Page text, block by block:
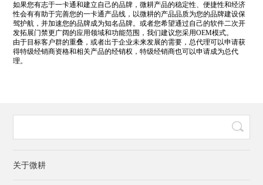
如果您有志于一卡通和建立自己的品牌，微耕产品的稳定性、便捷性和经济
性会有有助于完善您的一卡通产品线，以微耕的产品品质为您的品牌建设保
驾护航，并加速您的品牌成为知名品牌。或者您希望通过自己的软件二次开
发拓展门禁更广阔的应用领域和功能范围，我们建议您采用OEM模式。
由于目标客户群的重叠，或者出于企业未来发展的需要，总代理可以申请获
得特级经销商资格和相关产品的经销权，特级经销商也可以申请成为总代
理。
关于微耕